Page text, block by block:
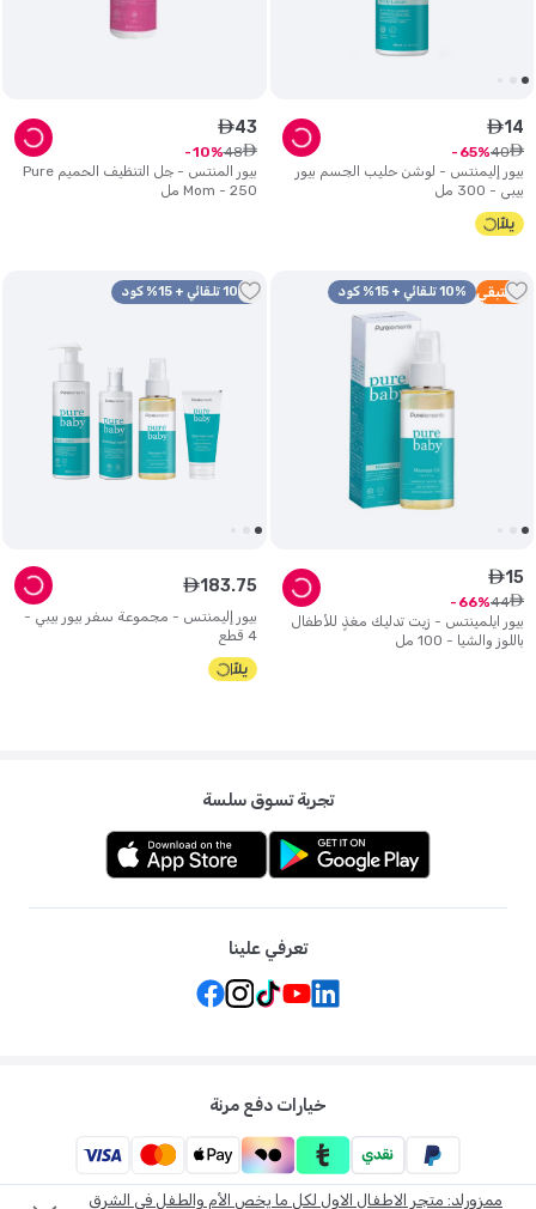
بيور إليمنتس - لوشن حليب الجسم بيور
بيبي - 300 مل
ê14
ê
40
65
بيور المنتس - جل التنظيف الحميم Pure
Mom - 250 مل
ê43
ê
48
10
2 متبقي 10% تلقائي + 15% كود
بيور ايلمينتس - زيت تدليك مغذٍ للأطفال
باللوز والشيا - 100 مل
ê15
ê
44
66
10% تلقائي + 15% كود
بيور إليمنتس - مجموعة سفر بيور بيبي -
4 قطع
ê183.75
تجربة تسوق سلسة
تعرفي علينا
خيارات دفع مرنة
ممزورلد: متجر الاطفال الاول لكل ما يخص الأم والطفل في الشرق